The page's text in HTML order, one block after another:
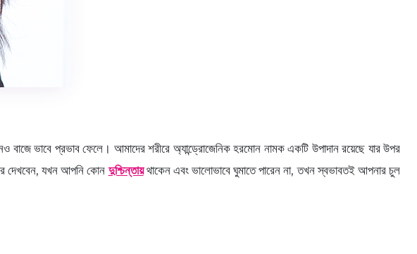
ভাবে প্রভাব ফেলে। আমাদের শরীরে অ্যান্ড্রোজেনিক হরমোন নামক একটি উপাদান রয়েছে যার উপর
দেখবেন, যখন আপনি কোন দুশ্চিন্তায়থাকেন এবং ভালোভাবে ঘুমাতে পারেন না, তখন স্বভাবতই আপনার চুল